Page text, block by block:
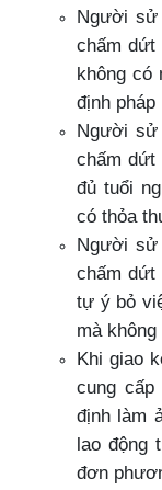
Người sử
chấm dứt
không có
định pháp
Người sử
chấm dứt
đủ tuổi
có thỏa
Người sử
chấm dứt
tự ý bỏ
mà
Khi giao
cung
định làm
lao động
đơn